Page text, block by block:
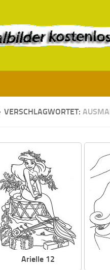
VERSCHLAGWORTET:
Arielle 12